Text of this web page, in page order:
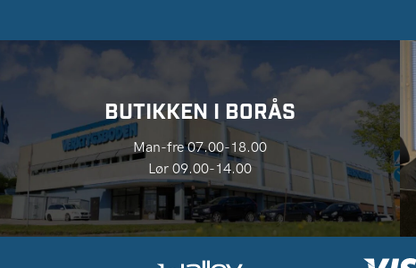
BUTIKKEN I BORÅS
Man-fre 07.00-18.00
Lør 09.00-14.00